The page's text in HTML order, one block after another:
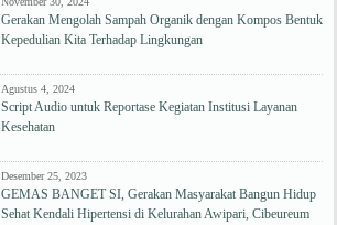
Gerakan Mengolah Sampah Organik dengan Kompos Bentuk
Kepedulian Kita Terhadap Lingkungan
Agustus 4, 2024
Script Audio untuk Reportase Kegiatan Institusi Layanan
Kesehatan
Desember 25, 2023
GEMAS BANGET SI, Gerakan Masyarakat Bangun Hidup
Sehat Kendali Hipertensi di Kelurahan Awipari, Cibeureum